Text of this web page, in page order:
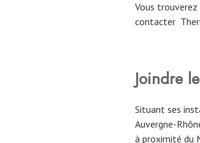
Vous
contacter
Joindre
Situant ses
Auvergne-
à proximité du